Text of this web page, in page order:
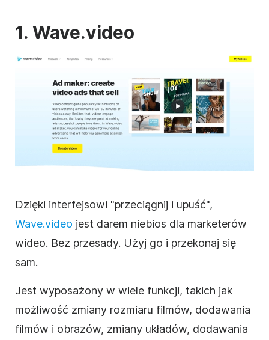
1. Wave.video
Dzięki interfejsowi "przeciągnij i upuść",
Wave.video jest darem niebios dla marketerów
wideo. Bez przesady. Użyj go i przekonaj się
sam.
Jest wyposażony w wiele funkcji, takich jak
możliwość zmiany rozmiaru filmów, dodawania
filmów i obrazów, zmiany układów, dodawania